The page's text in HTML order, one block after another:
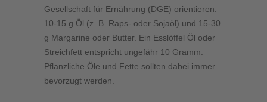
Gesellschaft für Ernährung (DGE) orientieren:
10-15 g Öl (z. B. Raps- oder Sojaöl) und 15-30
g Margarine oder Butter. Ein Esslöffel Öl oder
Streichfett entspricht ungefähr 10 Gramm.
Pflanzliche Öle und Fette sollten dabei immer
bevorzugt werden.